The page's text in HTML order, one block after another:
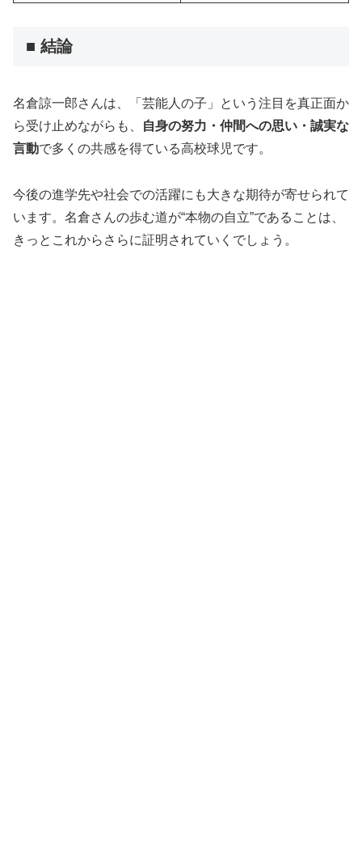
■ 結論
名倉諒一郎さんは、「芸能人の子」という注目を真正面か
ら受け止めながらも、
自身の努力・仲間への思い・誠実な
言動で多くの共感を得ている高校球児です。
今後の進学先や社会での活躍にも大きな期待が寄せられて
います。名倉さんの歩む道が“本物の自立”であることは、
きっとこれからさらに証明されていくでしょう。